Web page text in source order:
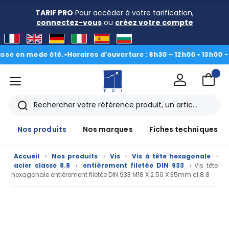
TARIF PRO Pour accéder à votre tarification,
connectez-vousou créez votre compte
mode été.•Horaires d’ouverture : 8h30 – 12h00 • 13h00 -
menu
Rechercher
Nos produits
Nos marques Fiches techniques
Accueil › Nos produits › Vis › Vis à tête hexagonale
›
acier classe 8.8
› entièrement filetée DIN 933
› Vis tête
hexagonale entièrement filetée DIN 933 M18 X 2.50 X 35mm cl.8.8